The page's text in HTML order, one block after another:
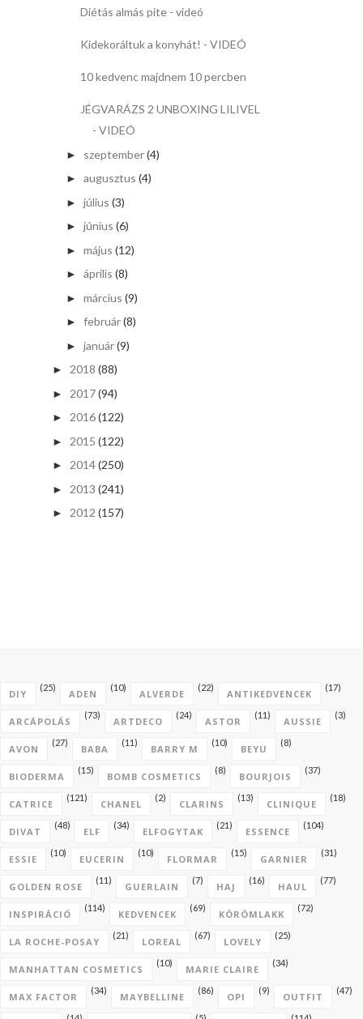
Diétás almás pite - videó
Kidekoráltuk a konyhát! - VIDEÓ
10 kedvenc majdnem 10 percben
JÉGVARÁZS 2 UNBOXING LILIVEL
- VIDEÓ
► szeptember(4)
► augusztus (4)
► július (3)
► június (6)
► május (12)
► április (8)
► március (9)
► február(8)
► január(9)
► 2018 (88)
► 2017(94)
► 2016(122)
► 2015 (122)
► 2014(250)
► 2013 (241)
► 2012 (157)
DIY
(25)
ADEN
(10)
ALVERDE
(22)
ANTIKEDVENCEK
(17)
ARCÁPOLÁS
(73)
ARTDECO
(24)
ASTOR
(11)
AUSSIE
(3)
AVON
(27)
BABA
(11)
BARRY M
(10)
BEYU
(8)
BIODERMA
(15)
BOMB COSMETICS
(8)
BOURJOIS
(37)
CATRICE
(121)
CHANEL
(2)
CLARINS
(13)
CLINIQUE
(18)
DIVAT
(48)
ELF
(34)
ELFOGYTAK
(21)
ESSENCE
(104)
ESSIE
(10)
EUCERIN
(10)
FLORMAR
(15)
GARNIER
(31)
GOLDEN ROSE
(11)
GUERLAIN
(7)
HAJ
(16)
HAUL
(77)
INSPIRÁCIÓ
(114)
KEDVENCEK
(69)
KÖRÖMLAKK
(72)
LA ROCHE-POSAY
(21)
LOREAL
(67)
LOVELY
(25)
MANHATTAN COSMETICS
(10)
MARIE CLAIRE
(34)
MAX FACTOR
(34)
MAYBELLINE
(86)
OPI
(9)
OUTFIT
(47)